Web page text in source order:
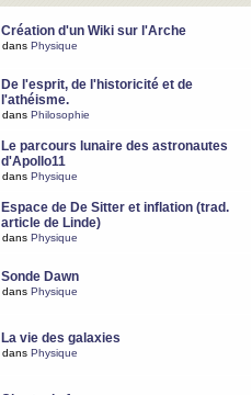
Création d'un Wiki sur l'Arche
dans Physique
De l'esprit, de l'historicité et de
l'athéisme.
dans Philosophie
Le parcours lunaire des astronautes
d'Apollo11
dans Physique
Espace de De Sitter et inflation (trad.
article de Linde)
dans Physique
Sonde Dawn
dans Physique
La vie des galaxies
dans Physique